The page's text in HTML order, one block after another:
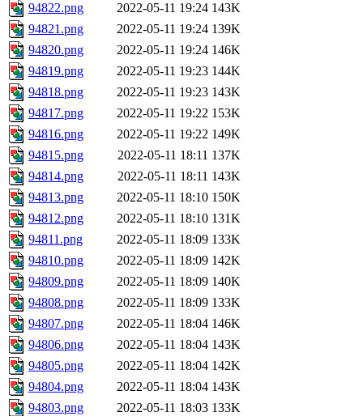
94822.png
2022-05-11 19:24 143K
94821.png
2022-05-11 19:24 139K
94820.png
2022-05-11 19:24 146K
94819.png
2022-05-11 19:23 144K
94818.png
2022-05-11 19:23 143K
94817.png
2022-05-11 19:22 153K
94816.png
2022-05-11 19:22 149K
94815.png
2022-05-11 18:11 137K
94814.png
2022-05-11 18:11 143K
94813.png
2022-05-11 18:10 150K
94812.png
2022-05-11 18:10 131K
94811.png
2022-05-11 18:09 133K
94810.png
2022-05-11 18:09 142K
94809.png
2022-05-11 18:09 140K
94808.png
2022-05-11 18:09 133K
94807.png
2022-05-11 18:04 146K
94806.png
2022-05-11 18:04 143K
94805.png
2022-05-11 18:04 142K
94804.png
2022-05-11 18:04 143K
94803.png
2022-05-11 18:03 133K